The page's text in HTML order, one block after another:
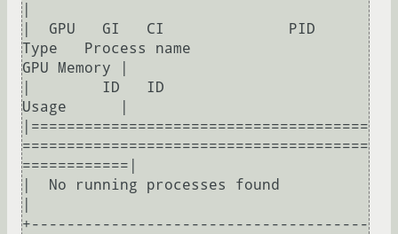
|  GPU   GI   CI              PID
Type   Process name
GPU Memory |
|        ID   ID
Usage      |
|======================================
=======================================
============|
|  No running processes found
+--------------------------------------